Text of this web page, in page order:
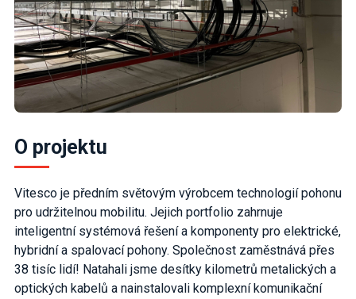
O projektu
Vitesco je předním světovým výrobcem technologií pohonu
pro udržitelnou mobilitu. Jejich portfolio zahrnuje
inteligentní systémová řešení a komponenty pro elektrické,
hybridní a spalovací pohony. Společnost zaměstnává přes
38 tisíc lidí! Natahali jsme desítky kilometrů metalických a
optických kabelů a nainstalovali komplexní komunikační